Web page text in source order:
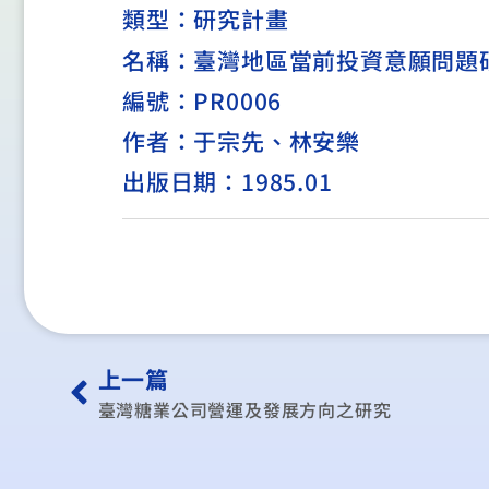
類型：研究計畫
名稱：臺灣地區當前投資意願問題
編號：PR0006
作者：于宗先、林安樂
出版日期：1985.01
上一篇
臺灣糖業公司營運及發展方向之研究